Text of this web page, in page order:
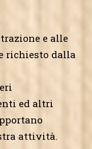
e alle
richiesto dalla
ed altri
attività.